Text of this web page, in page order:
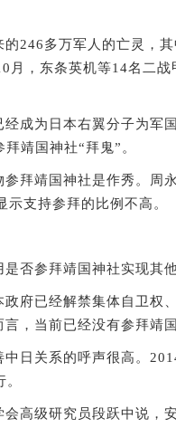
多万军人的亡灵，其
月，东条英机等14名二战
为日本右翼分子为军
靖国神社“拜鬼”。
靖国神社是作秀。周
支持参拜的比例不高。
参拜靖国神社实现其他
已经解禁集体自卫权
，当前已经没有参拜靖
关系的呼声很高。
级研究员段跃中说，安